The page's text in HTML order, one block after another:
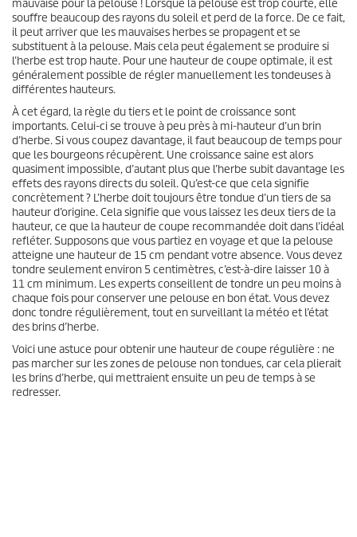
mauvaise pour la pelouse ! Lorsque la pelouse est trop courte, elle
souffre beaucoup des rayons du soleil et perd de la force. De ce fait,
il peut arriver que les mauvaises herbes se propagent et se
substituent à la pelouse. Mais cela peut également se produire si
l’herbe est trop haute. Pour une hauteur de coupe optimale, il est
généralement possible de régler manuellement les tondeuses à
différentes hauteurs.
À cet égard, la règle du tiers et le point de croissance sont
importants. Celui-ci se trouve à peu près à mi-hauteur d’un brin
d’herbe. Si vous coupez davantage, il faut beaucoup de temps pour
que les bourgeons récupèrent. Une croissance saine est alors
quasiment impossible, d’autant plus que l’herbe subit davantage les
effets des rayons directs du soleil. Qu’est-ce que cela signifie
concrètement ? L’herbe doit toujours être tondue d’un tiers de sa
hauteur d’origine. Cela signifie que vous laissez les deux tiers de la
hauteur, ce que la hauteur de coupe recommandée doit dans l’idéal
refléter. Supposons que vous partiez en voyage et que la pelouse
atteigne une hauteur de 15 cm pendant votre absence. Vous devez
tondre seulement environ 5 centimètres, c’est-à-dire laisser 10 à
11 cm minimum. Les experts conseillent de tondre un peu moins à
chaque fois pour conserver une pelouse en bon état. Vous devez
donc tondre régulièrement, tout en surveillant la météo et l’état
des brins d’herbe.
Voici une astuce pour obtenir une hauteur de coupe régulière : ne
pas marcher sur les zones de pelouse non tondues, car cela plierait
les brins d’herbe, qui mettraient ensuite un peu de temps à se
redresser.